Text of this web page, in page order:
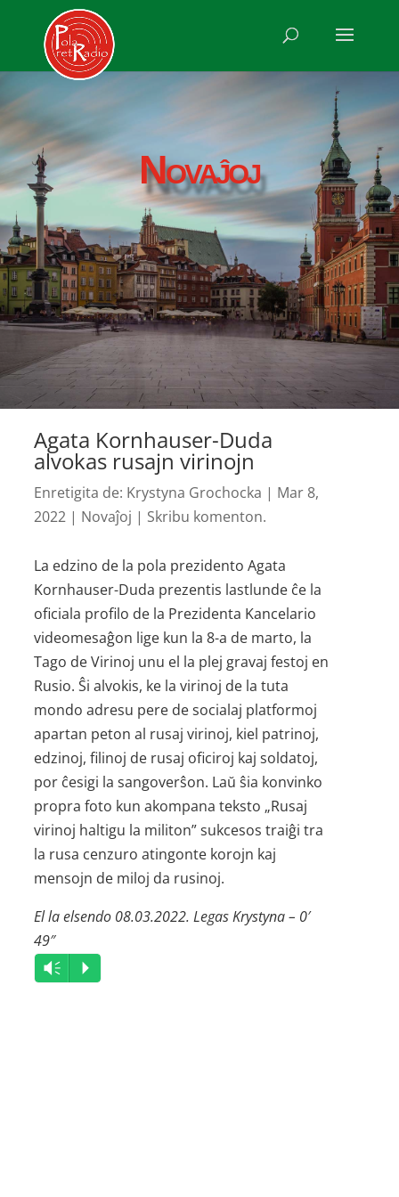
Novaĵoj
Agata Kornhauser-Duda
alvokas rusajn virinojn
Enretigita de: Krystyna Grochocka | Mar 8,
2022 | Novaĵoj | Skribu komenton.
La edzino de la pola prezidento Agata
Kornhauser-Duda prezentis lastlunde ĉe la
oficiala profilo de la Prezidenta Kancelario
videomesaĝon lige kun la 8-a de marto, la
Tago de Virinoj unu el la plej gravaj festoj en
Rusio. Ŝi alvokis, ke la virinoj de la tuta
mondo adresu pere de socialaj platformoj
apartan peton al rusaj virinoj, kiel patrinoj,
edzinoj, filinoj de rusaj oficiroj kaj soldatoj,
por ĉesigi la sangoverŝon. Laŭ ŝia konvinko
propra foto kun akompana teksto „Rusaj
virinoj haltigu la militon” sukcesos traiĝi tra
la rusa cenzuro atingonte korojn kaj
mensojn de miloj da rusinoj.
El la elsendo 08.03.2022. Legas Krystyna – 0′
49″
Audio
Player
Vm P